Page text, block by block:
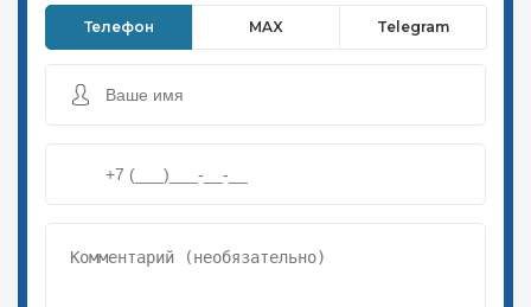
Телефон MAX Telegram